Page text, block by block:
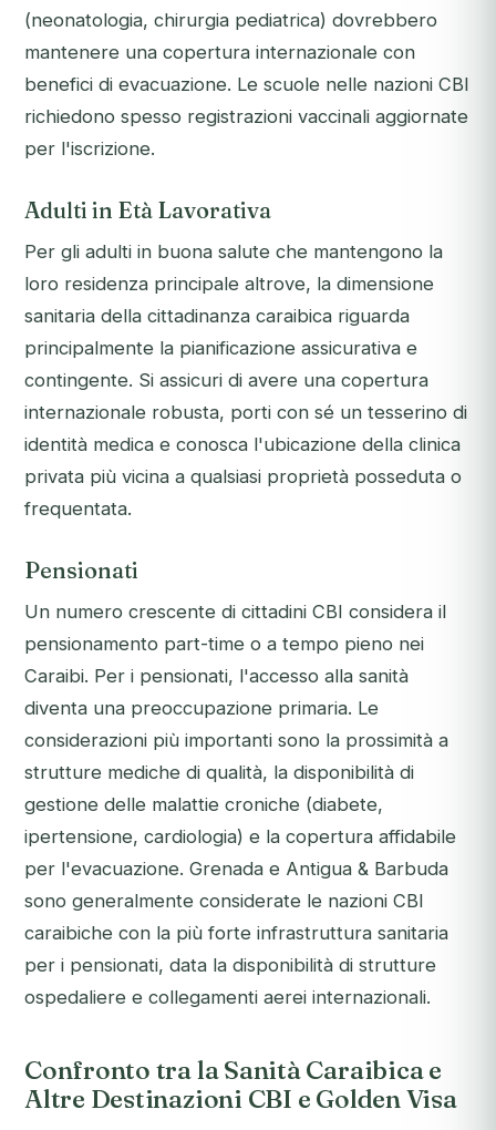
(neonatologia, chirurgia pediatrica) dovrebbero
mantenere una copertura internazionale con
benefici di evacuazione. Le scuole nelle nazioni CBI
richiedono spesso registrazioni vaccinali aggiornate
per l'iscrizione.
Adulti in Età Lavorativa
Per gli adulti in buona salute che mantengono la
loro residenza principale altrove, la dimensione
sanitaria della cittadinanza caraibica riguarda
principalmente la pianificazione assicurativa e
contingente. Si assicuri di avere una copertura
internazionale robusta, porti con sé un tesserino di
identità medica e conosca l'ubicazione della clinica
privata più vicina a qualsiasi proprietà posseduta o
frequentata.
Pensionati
Un numero crescente di cittadini CBI considera il
pensionamento part-time o a tempo pieno nei
Caraibi. Per i pensionati, l'accesso alla sanità
diventa una preoccupazione primaria. Le
considerazioni più importanti sono la prossimità a
strutture mediche di qualità, la disponibilità di
gestione delle malattie croniche (diabete,
ipertensione, cardiologia) e la copertura affidabile
per l'evacuazione. Grenada e Antigua & Barbuda
sono generalmente considerate le nazioni CBI
caraibiche con la più forte infrastruttura sanitaria
per i pensionati, data la disponibilità di strutture
ospedaliere e collegamenti aerei internazionali.
Confronto tra la Sanità Caraibica e
Altre Destinazioni CBI e Golden Visa